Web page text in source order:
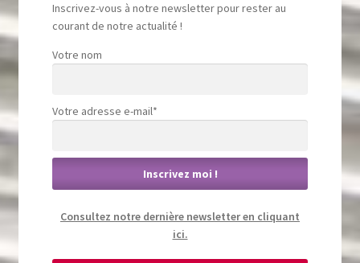
Inscrivez-vous à notre newsletter pour rester au
courant de notre actualité !
Votre nom
Votre adresse e-mail*
Consultez notre dernière newsletter en cliquant
ici.